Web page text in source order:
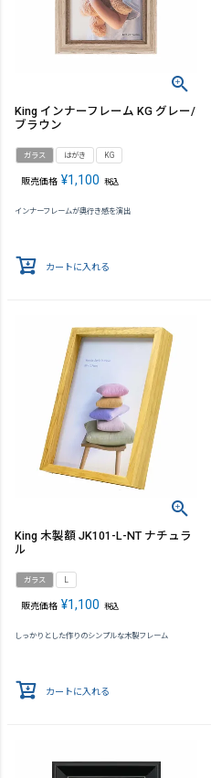
King インナーフレーム KG グレー/
ブラウン
ガラス はがき KG
販売価格 ¥1,100 税込
インナーフレームが奥行き感を演出
カートに入れる
King 木製額 JK101-L-NT ナチュラ
ル
ガラス L
販売価格 ¥1,100 税込
しっかりとした作りのシンプルな木製フレーム
カートに入れる